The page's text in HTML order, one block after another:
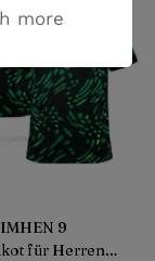
9
für Herren
more